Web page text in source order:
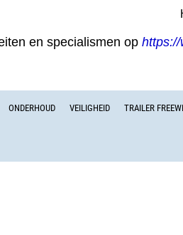
en specialismen op
ONDERHOUD VEILIGHEID TRAILER